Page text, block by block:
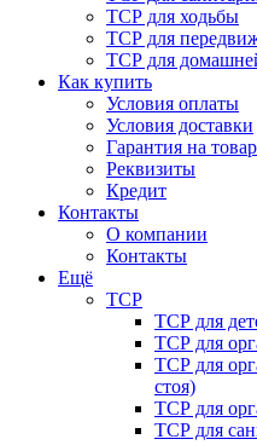
ТСР для ходьбы
ТСР для
ТСР для
Как купить
Условия оплаты
Условия доставки
Гарантия на товар
Реквизиты
Кредит
Контакты
О компании
Контакты
Ещё
ТСР
ТСР для
ТСР для
ТСР для
стоя)
ТСР для
ТСР для